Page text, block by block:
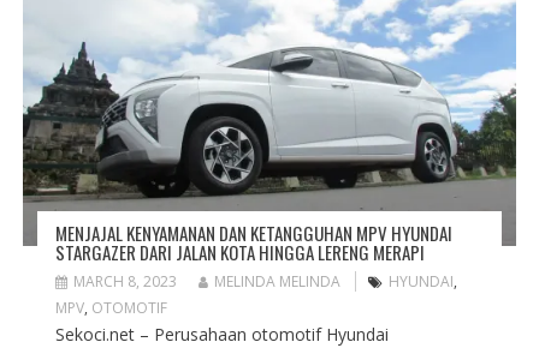
MENJAJAL KENYAMANAN DAN KETANGGUHAN MPV HYUNDAI
STARGAZER DARI JALAN KOTA HINGGA LERENG MERAPI
MARCH 8, 2023 MELINDA MELINDA HYUNDAI,
MPV, OTOMOTIF
Sekoci.net – Perusahaan otomotif Hyundai